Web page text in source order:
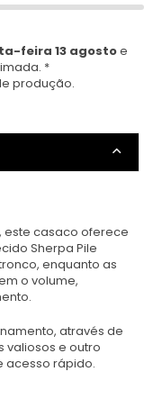
feira 13 agostoe
*
produção.
este casaco oferece
Sherpa Pile
enquanto as
o volume,
através de
valiosos e outro
acesso rápido.